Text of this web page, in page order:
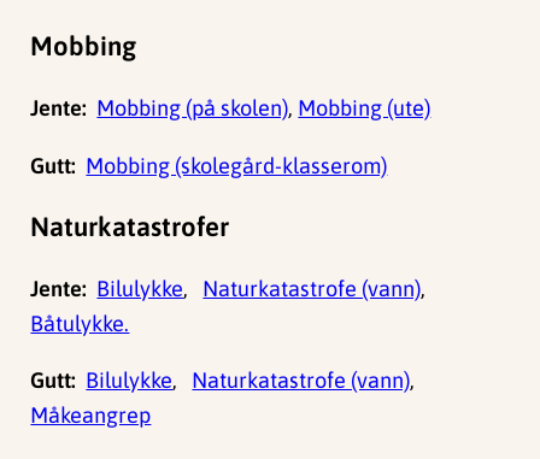
Mobbing
Jente: Mobbing (på skolen), Mobbing (ute)
Gutt: Mobbing (skolegård-klasserom)
Naturkatastrofer
Jente: Bilulykke, Naturkatastrofe (vann),
Båtulykke.
Gutt: Bilulykke, Naturkatastrofe (vann),
Måkeangrep